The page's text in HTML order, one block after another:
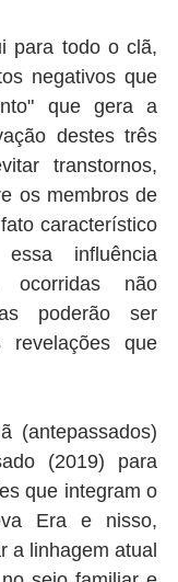
para todo o clã,
negativos que
que gera a
destes três
transtornos,
os membros de
característico
influência
ocorridas não
poderão ser
revelações que
(antepassados)
(2019) para
que integram o
Era e nisso,
a linhagem atual